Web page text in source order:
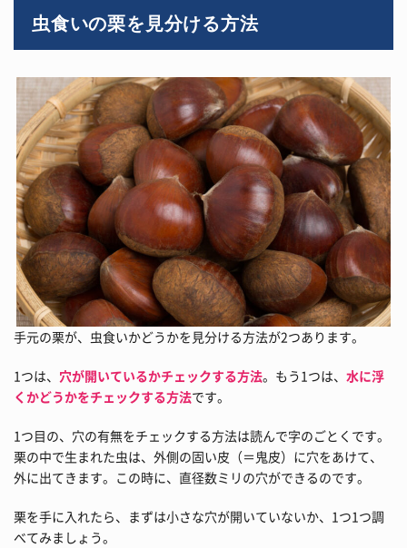
虫食いの栗を見分ける方法
手元の栗が、虫食いかどうかを見分ける方法が2つあります。
1つは、 穴が開いているかチェックする方法。もう1つは、 水に浮
くかどうかをチェックする方法です。
1つ目の、穴の有無をチェックする方法は読んで字のごとくです。
栗の中で生まれた虫は、外側の固い皮（＝鬼皮）に穴をあけて、
外に出てきます。この時に、直径数ミリの穴ができるのです。
栗を手に入れたら、まずは小さな穴が開いていないか、1つ1つ調
べてみましょう。